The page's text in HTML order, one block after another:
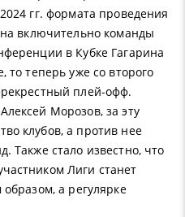
гг. формата проведения
включительно команды
в Кубке Гагарина
то теперь уже со второго
плей-офф.
Морозов, за эту
клубов, а против нее
Также стало известно, что
Лиги станет
а регулярке